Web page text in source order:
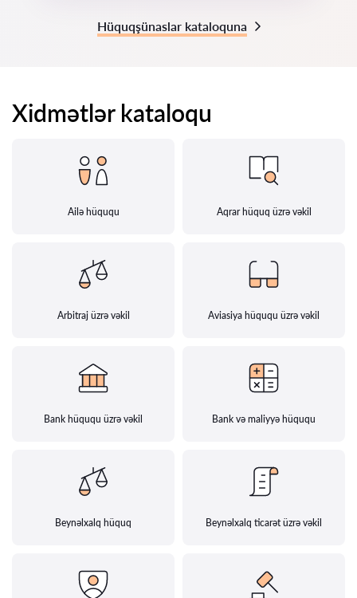
Hüquqşünaslar kataloquna
Xidmətlər kataloqu
Ailə hüququ Aqrar hüquq üzrə vəkil
Arbitraj üzrə vəkil Aviasiya hüququ üzrə vəkil
Bank hüququ üzrə vəkil Bank və maliyyə hüququ
Beynəlxalq hüquq Beynəlxalq ticarət üzrə vəkil